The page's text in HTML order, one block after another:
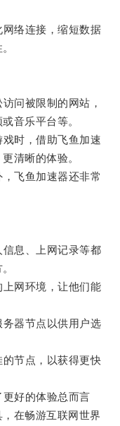
络连接，缩短数据
问被限制的网站，
音乐平台等。
时，借助飞鱼加速
清晰的体验。
飞鱼加速器还非常
息、上网记录等都
网环境，让他们能
器节点以供用户选
节点，以获得更快
好的体验总而言
在畅游互联网世界